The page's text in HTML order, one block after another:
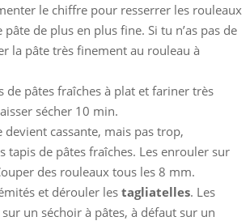
le chiffre pour resserrer les rouleaux
de plus en plus fine. Si tu n’as pas de
la pâte très finement au rouleau à
de pâtes fraîches à plat et fariner très
sécher 10 min.
devient cassante, mais pas trop,
tapis de pâtes fraîches. Les enrouler sur
des rouleaux tous les 8 mm.
et dérouler les tagliatelles. Les
un séchoir à pâtes, à défaut sur un